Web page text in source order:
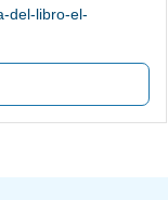
del-libro-el-